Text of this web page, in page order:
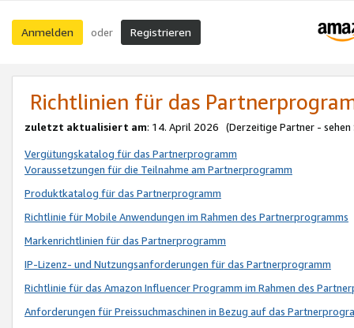
Anmelden oder Registrieren
Richtlinien für das
zuletzt aktualisiert am: 14. April 2026 (Derzeitige Partner - sehen
Vergütungskatalog für das Partnerprogramm
Voraussetzungen für die Teilnahme am Partnerprogramm
Produktkatalog für das Partnerprogramm
Richtlinie für Mobile Anwendungen im Rahmen des Partnerprogramms
Markenrichtlinien für das Partnerprogramm
IP-Lizenz- und Nutzungsanforderungen für das Partnerprogramm
Richtlinie für das Amazon Influencer Programm im Rahmen des
Anforderungen für Preissuchmaschinen in Bezug auf das